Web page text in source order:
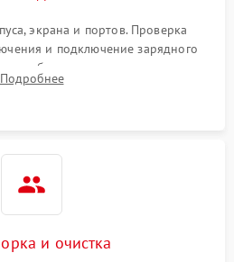
2000 ₽
2500 ₽
экрана и портов. Проверка
и подключение зарядного
потребления тока с помощью
для локализации проблемы.
Подробнее
и очистка